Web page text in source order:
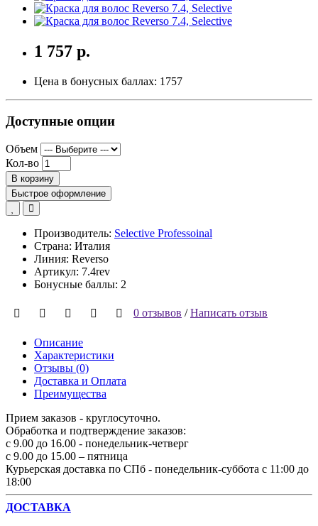
1 757 р.
Цена в бонусных баллах: 1757
Доступные опции
Объем
Кол-во
В корзину
Быстрое оформление
Производитель: Selective Professoinal
Страна: Италия
Линия: Reverso
Артикул: 7.4rev
Бонусные баллы: 2
0 отзывов /Написать отзыв
Описание
Характеристики
Отзывы (0)
Доставка и Оплата
Преимущества
Прием заказов - круглосуточно.
Обработка и подтверждение заказов:
с 9.00 до 16.00 - понедельник-четверг
с 9.00 до 15.00 – пятница
Курьерская доставка по СПб - понедельник-суббота с 11:00 до
18:00
ДОСТАВКА